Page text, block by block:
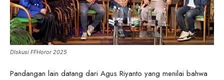
DIskusi FFHoror 2025
Pandangan lain datang dari Agus Riyanto yang menilai bahwa